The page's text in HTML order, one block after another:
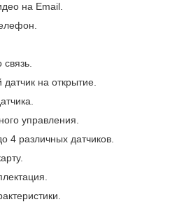
на Email.
на открытие.
управления.
4 различных датчиков.